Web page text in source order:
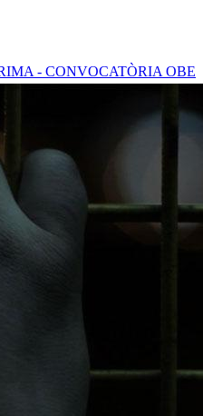
- CONVOCATÒRIA OBERTA